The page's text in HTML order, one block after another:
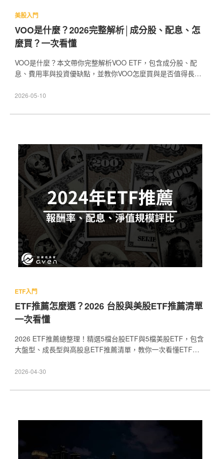
美股入門
VOO是什麼？2026完整解析│成分股、配息、怎
麼買？一次看懂
VOO是什麼？本文帶你完整解析VOO ETF，包含成分股、配
息、費用率與投資優缺點，並教你VOO怎麼買與是否值得長期
2026-05-10
ETF入門
ETF推薦怎麼選？2026 台股與美股ETF推薦清單
一次看懂
2026 ETF推薦總整理！精選5檔台股ETF與5檔美股ETF，包含
大盤型、成長型與高股息ETF推薦清單，教你一次看懂ETF怎
能輕鬆找到適合自己的投資標的。
2026-04-30